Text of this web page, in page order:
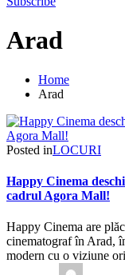
Arad
Home
Arad
Posted inLOCURI
Happy Cinema
cadrul Agora Mall!
Happy Cinema are
cinematograf în Arad,
modern cu o viziune